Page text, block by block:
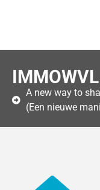
A new way to
(Een nieuwe